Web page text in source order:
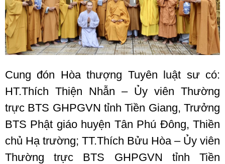
Cung đón Hòa thượng Tuyên luật sư có:
HT.Thích Thiện Nhẫn – Ủy viên Thường
trực BTS GHPGVN tỉnh Tiền Giang, Trưởng
BTS Phật giáo huyện Tân Phú Đông, Thiền
chủ Hạ trường; TT.Thích Bửu Hòa – Ủy viên
Thường trực BTS GHPGVN tỉnh Tiền